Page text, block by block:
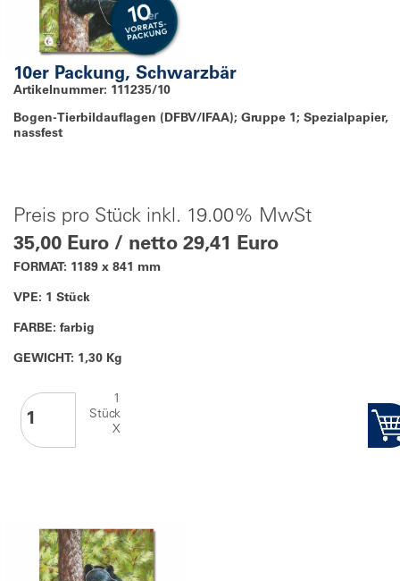
10er Packung, Schwarzbär
Artikelnummer: 111235/10
Bogen-Tierbildauflagen (DFBV/IFAA); Gruppe 1; Spezialpapier,
nassfest
Preis pro Stück inkl. 19.00% MwSt
35,00 Euro / netto 29,41 Euro
FORMAT: 1189 x 841 mm
VPE: 1 Stück
FARBE: farbig
GEWICHT: 1,30 Kg
1
Stück
X